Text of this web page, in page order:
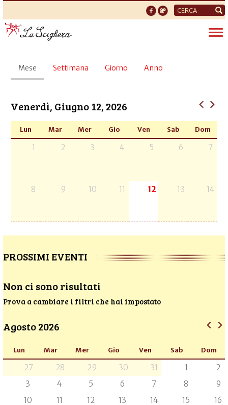
Form
di
ricerca
Schede
primarie
Mese (scheda
attiva)
Settimana Giorno Anno
Venerdì, Giugno 12, 2026
Lun Mar Mer Gio Ven Sab Dom
1 2 3 4 5 6 7
8 9 10 11 12 13 14
PROSSIMI EVENTI
Non ci sono risultati
Prova a cambiare i filtri che hai impostato
Agosto 2026
Lun Mar Mer Gio Ven Sab Dom
27 28 29 30 31 1
2
3
4 5 6 7 8
9
10
11 12 13 14 15
16